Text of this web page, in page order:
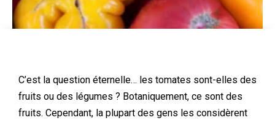
C’est la question éternelle… les tomates sont-elles des
fruits ou des légumes ? Botaniquement, ce sont des
fruits. Cependant, la plupart des gens les considèrent